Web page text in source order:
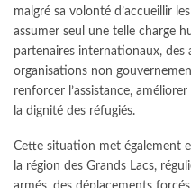
malgré sa volonté d’accueillir
assumer seul une telle charge
partenaires internationaux, des
organisations non
renforcer l’assistance,
la dignité des réfugiés.
Cette situation met également
la région des Grands Lacs,